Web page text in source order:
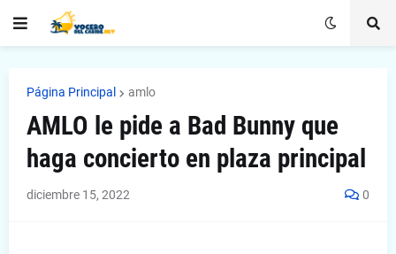
Página Principal amlo
AMLO le pide a Bad Bunny que
haga concierto en plaza principal
diciembre 15, 2022 0